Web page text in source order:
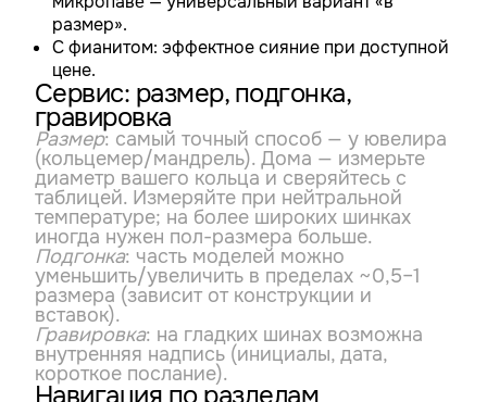
размер».
С фианитом: эффектное сияние при доступной
цене.
Сервис: размер, подгонка,
гравировка
Размер: самый точный способ — у ювелира
(кольцемер/мандрель). Дома — измерьте
диаметр вашего кольца и сверяйтесь с
таблицей. Измеряйте при нейтральной
температуре; на более широких шинках
иногда нужен пол-размера больше.
Подгонка: часть моделей можно
уменьшить/увеличить в пределах ~0,5–1
размера (зависит от конструкции и
вставок).
Гравировка: на гладких шинах возможна
внутренняя надпись (инициалы, дата,
короткое послание).
Навигация по разделам